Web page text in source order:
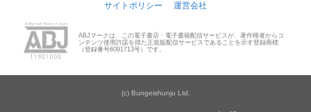
サイトポリシー 運営会社
ABJマークは、この電子書店・電子書籍配信サービスが、著作権者からコ
ンテンツ使用許諾を得た正規版配信サービスであることを示す登録商標
（登録番号6091713号）です。
(c) Bungeishunju Ltd.